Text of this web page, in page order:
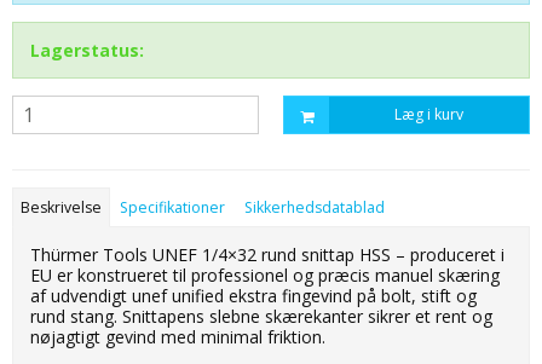
Lagerstatus:
Læg i kurv
Beskrivelse Specifikationer Sikkerhedsdatablad
Thürmer Tools UNEF 1/4×32 rund snittap HSS – produceret i
EU er konstrueret til professionel og præcis manuel skæring
af udvendigt unef unified ekstra fingevind på bolt, stift og
rund stang. Snittapens slebne skærekanter sikrer et rent og
nøjagtigt gevind med minimal friktion.